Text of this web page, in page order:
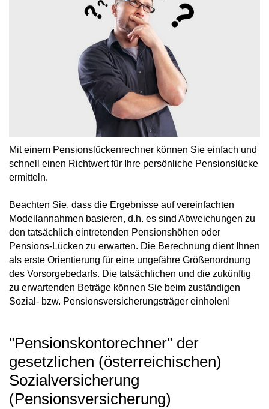
Mit einem Pensionslückenrechner können Sie einfach und
schnell einen Richtwert für Ihre persönliche Pensionslücke
ermitteln.
Beachten Sie, dass die Ergebnisse auf vereinfachten
Modellannahmen basieren, d.h. es sind Abweichungen zu
den tatsächlich eintretenden Pensionshöhen oder
Pensions-Lücken zu erwarten. Die Berechnung dient Ihnen
als erste Orientierung für eine ungefähre Größenordnung
des Vorsorgebedarfs. Die tatsächlichen und die zukünftig
zu erwartenden Beträge können Sie beim zuständigen
Sozial- bzw. Pensionsversicherungsträger einholen!
"Pensionskontorechner" der
gesetzlichen (österreichischen)
Sozialversicherung
(Pensionsversicherung)